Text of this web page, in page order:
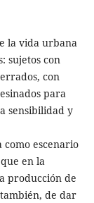
la vida urbana
sujetos con
con
para
sensibilidad y
como escenario
en la
producción de
de dar